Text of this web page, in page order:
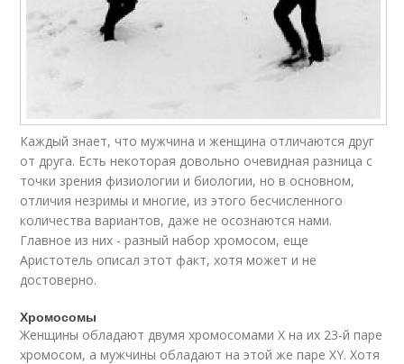
Каждый знает, что мужчина и женщина отличаются друг
от друга. Есть некоторая довольно очевидная разница с
точки зрения физиологии и биологии, но в основном,
отличия незримы и многие, из этого бесчисленного
количества вариантов, даже не осознаются нами.
Главное из них - разный набор хромосом, еще
Аристотель описал этот факт, хотя может и не
достоверно.
Хромосомы
Женщины обладают двумя хромосомами X на их 23-й паре
хромосом, а мужчины обладают на этой же паре XY. Хотя